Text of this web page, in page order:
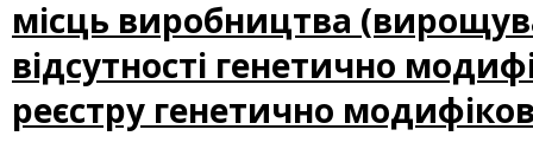
місць виробництва
відсутності генетично
реєстру генетично